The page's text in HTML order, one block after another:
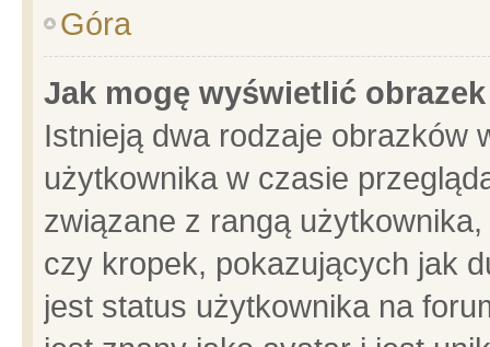
Góra
Jak mogę wyświetlić
Istnieją dwa rodzaje obrazków
użytkownika w czasie
związane z rangą
czy kropek, pokazujących jak
jest status użytkownika na